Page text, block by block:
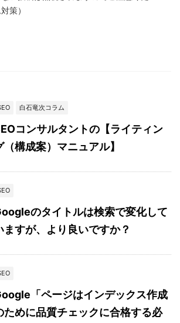
策）
白石竜次コラム
コンサルタントの【ライティン
（構成案）マニュアル】
のタイトルは検索で変化して
ますが、より良いですか？
「ページはインデックス作成
ために品質チェックに合格する必